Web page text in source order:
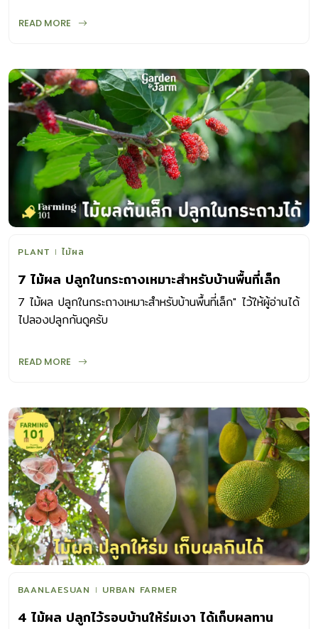
READ MORE
PLANT ไม้ผล
7 ไม้ผล ปลูกในกระถางเหมาะสำหรับบ้านพื้นที่เล็ก
7 ไม้ผล ปลูกในกระถางเหมาะสำหรับบ้านพื้นที่เล็ก" ไว้ให้ผู้อ่านได้
ไปลองปลูกกันดูครับ
READ MORE
BAANLAESUAN URBAN FARMER
4 ไม้ผล ปลูกไว้รอบบ้านให้ร่มเงา ได้เก็บผลทาน